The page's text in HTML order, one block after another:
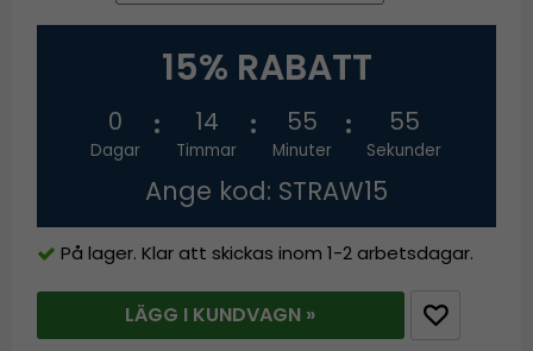
15% RABATT
0
Dagar
14
Timmar
55
Minuter
55
Sekunder
Ange kod: STRAW15
På lager. Klar att skickas inom 1-2 arbetsdagar.
LÄGG I KUNDVAGN »